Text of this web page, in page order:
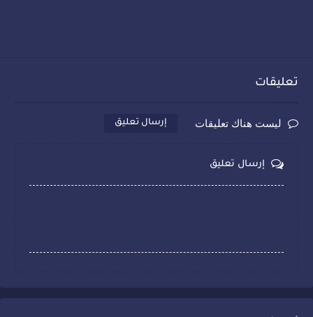
تعليقات
ليست هناك تعليقات إرسال تعليق
إرسال تعليق